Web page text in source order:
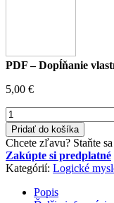
PDF – Dopĺňanie
5,00 €
množstvo
PDF
-
Dopĺňanie
vlastností
podľa
opisu
Pridať do košíka
Chcete zľavu? Staňte
Zakúpte si predplatné
Kategórií: Logické
Popis